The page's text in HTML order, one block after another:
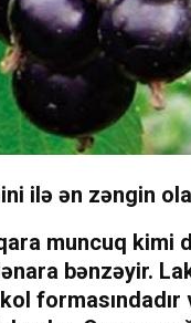
ilə ən zəngin
muncuq kimi
bənzəyir.
formasındadır